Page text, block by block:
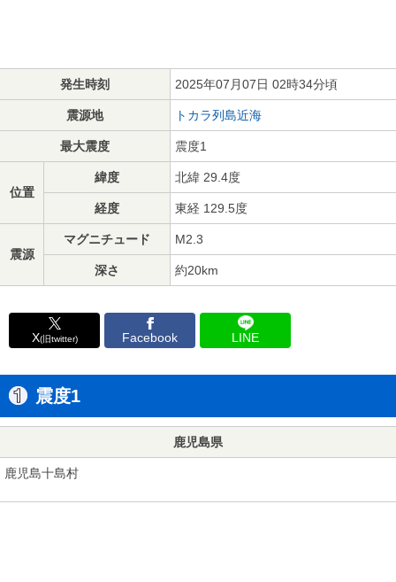
発生時刻 2025年07月07日 02時34分頃
震源地 トカラ列島近海
最大震度 震度1
位置
緯度 北緯 29.4度
経度 東経 129.5度
震源
マグニチュード M2.3
深さ 約20km
X(旧twitter) Facebook LINE
震度1
鹿児島県
鹿児島十島村